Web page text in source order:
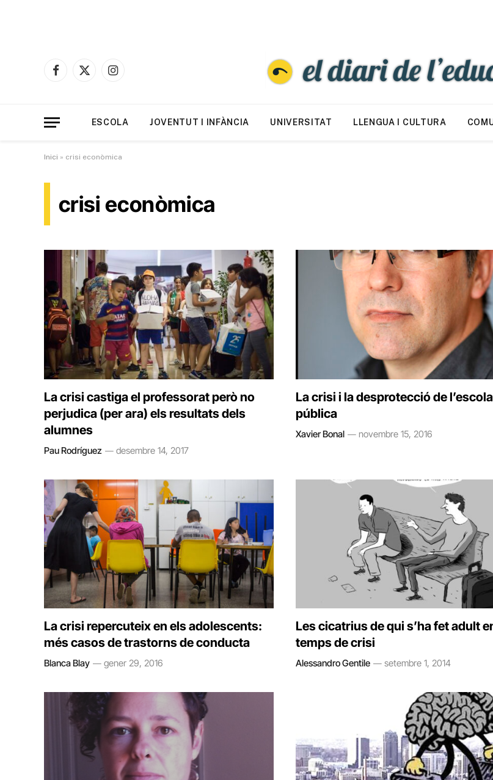
Facebook
X
Instagram
ESCOLA JOVENTUT I INFÀNCIA UNIVERSITAT LLENGUA I CULTURA
Inici » crisi econòmica
crisi econòmica
La crisi castiga el professorat però no
perjudica (per ara) els resultats dels
alumnes
Pau Rodríguez desembre 14, 2017
La crisi i la desprotecció de l’escola
pública
Xavier Bonal novembre 15, 2016
La crisi repercuteix en els adolescents:
més casos de trastorns de conducta
Blanca Blay gener 29, 2016
Les cicatrius de qui s’ha fet adult
temps de crisi
Alessandro Gentile setembre 1, 2014